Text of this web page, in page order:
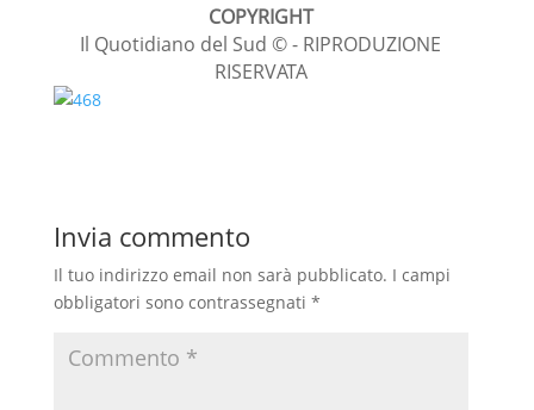
c
b
k
a
p
m
n
d
d
i
COPYRIGHT
Il Quotidiano del Sud © - RIPRODUZIONE
RISERVATA
Invia commento
Il tuo indirizzo email non sarà pubblicato. I campi
obbligatori sono contrassegnati *